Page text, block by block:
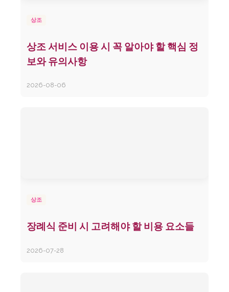
상조
상조 서비스 이용 시 꼭 알아야 할 핵심 정
보와 유의사항
2026-08-06
상조
장례식 준비 시 고려해야 할 비용 요소들
2026-07-28